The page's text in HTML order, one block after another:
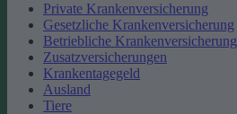
Private Krankenversicherung
Gesetzliche Krankenversicherung
Betriebliche Krankenversicherung
Zusatzversicherungen
Krankentagegeld
Ausland
Tiere